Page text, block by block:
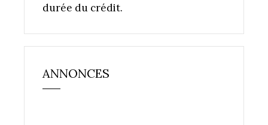
durée du crédit.
ANNONCES